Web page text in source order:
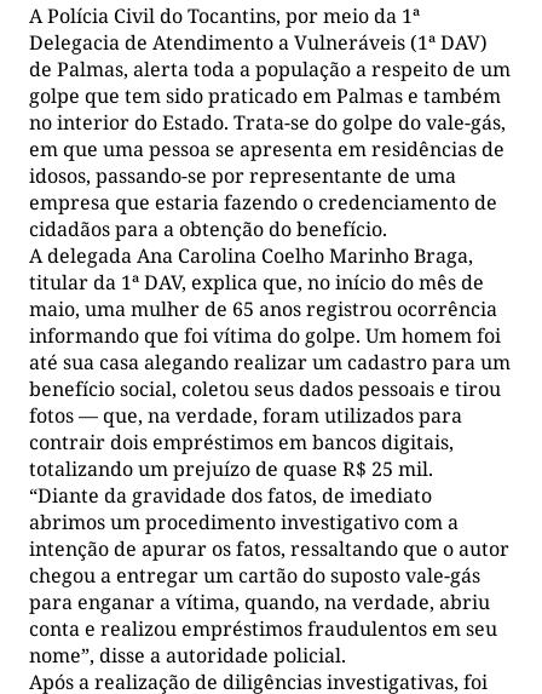
A Polícia Civil do Tocantins, por meio da 1ª
Delegacia de Atendimento a Vulneráveis (1ª DAV)
de Palmas, alerta toda a população a respeito de um
golpe que tem sido praticado em Palmas e também
no interior do Estado. Trata-se do golpe do vale-gás,
em que uma pessoa se apresenta em residências de
idosos, passando-se por representante de uma
empresa que estaria fazendo o credenciamento de
cidadãos para a obtenção do benefício.
A delegada Ana Carolina Coelho Marinho Braga,
titular da 1ª DAV, explica que, no início do mês de
maio, uma mulher de 65 anos registrou ocorrência
informando que foi vítima do golpe. Um homem foi
até sua casa alegando realizar um cadastro para um
benefício social, coletou seus dados pessoais e tirou
fotos — que, na verdade, foram utilizados para
contrair dois empréstimos em bancos digitais,
totalizando um prejuízo de quase R$ 25 mil.
“Diante da gravidade dos fatos, de imediato
abrimos um procedimento investigativo com a
intenção de apurar os fatos, ressaltando que o autor
chegou a entregar um cartão do suposto vale-gás
para enganar a vítima, quando, na verdade, abriu
conta e realizou empréstimos fraudulentos em seu
nome”, disse a autoridade policial.
Após a realização de diligências investigativas, foi